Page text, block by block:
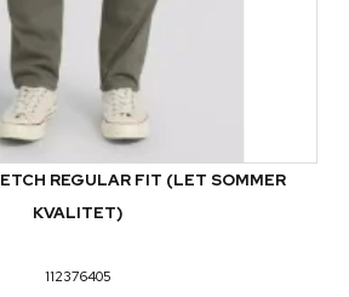
REGULAR FIT (LET SOMMER
KVALITET)
112376405